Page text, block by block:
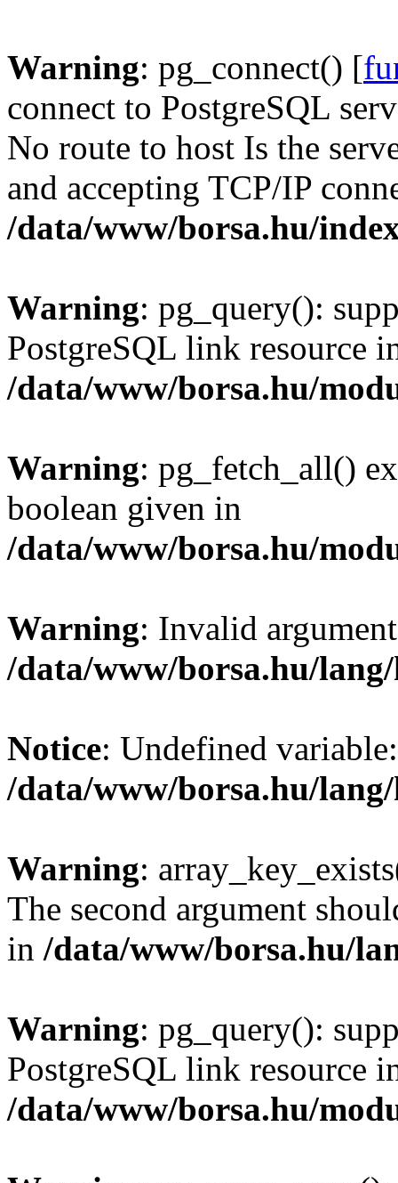
Warning: pg_connect() [
connect to PostgreSQL
No route to host Is the
and accepting TCP/IP
/data/www/borsa.hu/
Warning: pg_query():
PostgreSQL link resource
/data/www/borsa.hu/
Warning: pg_fetch_all()
boolean given in
/data/www/borsa.hu/
Warning: Invalid
/data/www/borsa.hu/
Notice: Undefined
/data/www/borsa.hu/
Warning:
The second argument
in /data/www/borsa.hu/
Warning: pg_query():
PostgreSQL link resource
/data/www/borsa.hu/